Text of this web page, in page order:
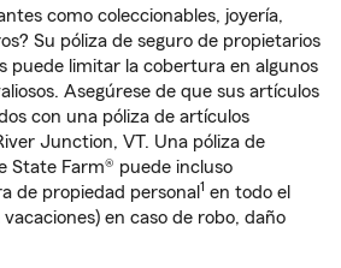
como coleccionables, joyería,
Su póliza de seguro de propietarios
puede limitar la cobertura en algunos
Asegúrese de que sus artículos
con una póliza de artículos
Junction, VT. Una póliza de
State Farm® puede incluso
de propiedad personal 1 en todo el
en caso de robo, daño